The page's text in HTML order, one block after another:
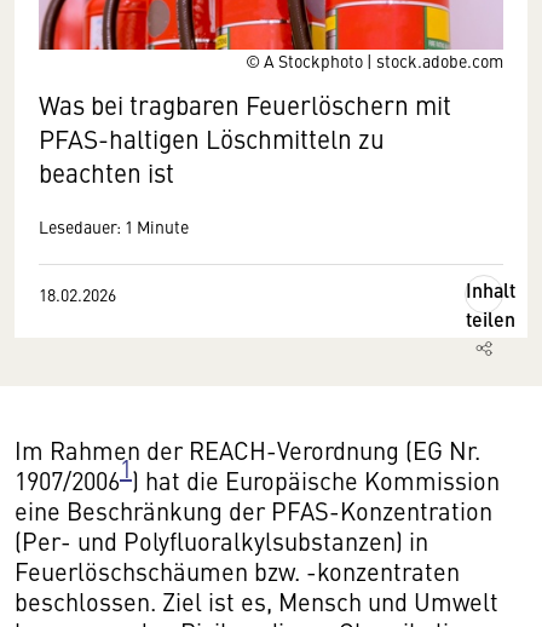
© A Stockphoto | stock.adobe.com
Was bei tragbaren Feuerlöschern mit
PFAS-haltigen Löschmitteln zu
beachten ist
Lesedauer: 1 Minute
18.02.2026
Inhalt
teilen
Im Rahmen der REACH-Verordnung (EG Nr.
1907/20061) hat die Europäische Kommission
eine Beschränkung der PFAS-Konzentration
(Per- und Polyfluoralkylsubstanzen) in
Feuerlöschschäumen bzw. -konzentraten
beschlossen. Ziel ist es, Mensch und Umwelt